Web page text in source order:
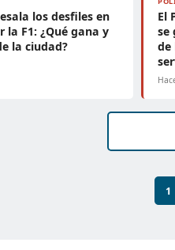
los desfiles en
la F1: ¿Qué gana y
la ciudad?
El
se
de
1